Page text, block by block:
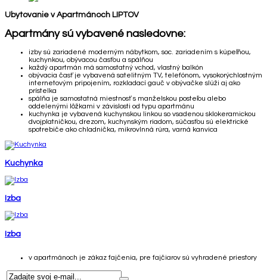
Ubytovanie v Apartmánoch LIPTOV
Apartmány sú vybavené nasledovne:
izby sú zariadené moderným nábytkom, soc. zariadením s kúpeľňou,
kuchynkou, obývacou časťou a spálňou
každý apartmán má samostatný vchod, vlastný balkón
obývacia časť je vybavená satelitným TV, telefónom, vysokorýchlostným
internetovým pripojením, rozkladací gauč v obývačke slúži aj ako
prístelka
spálňa je samostatná miestnosť s manželskou posteľou alebo
oddelenými lôžkami v závislosti od typu apartmánu
kuchynka je vybavená kuchynskou linkou so vsadenou sklokeramickou
dvojplatničkou, drezom, kuchynským riadom, súčasťou sú elektrické
spotrebiče ako chladnička, mikrovlnná rúra, varná kanvica
Kuchynka
Izba
Izba
v apartmánoch je zákaz fajčenia, pre fajčiarov sú vyhradené priestory